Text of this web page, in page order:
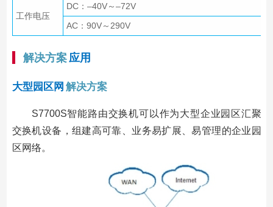
工作电压
DC：–40V～–72V
AC：90V～290V
解决方案 应用
大型园区网 解决方案
S7700S智能路由交换机可以作为大型企业园区汇聚
交换机设备，组建高可靠、业务易扩展、易管理的企业园
区网络。